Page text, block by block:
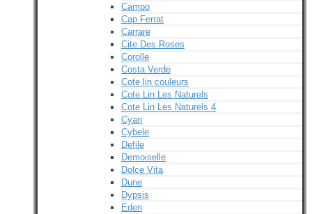
Campo
Cap Ferrat
Carrare
Cite Des Roses
Corolle
Costa Verde
Cote lin couleurs
Cote Lin Les Naturels
Cote Lin Les Naturels 4
Cyan
Cybele
Defile
Demoiselle
Dolce Vita
Dune
Dypsis
Eden